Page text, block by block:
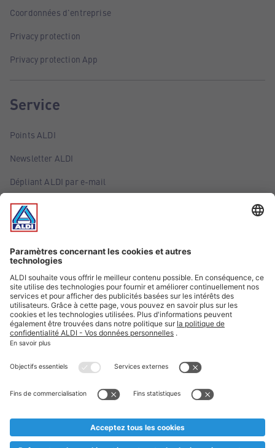
Coordonnées d'entreprise
Privacy protection
Privacy protection App
Service
Points ALDI
Newsletter ALDI
Dépliant ALDI par e-mail
Offres
Infos essentielles
Suivez ALDI Belgique
Textes marqués d'un astérisque et mentions légales
* Nous vendons ces articles temporairement et jusqu'à
au cas où, malgré le planning bien étudié, nous serions
prématurément en rupture de stock. Prix Recupel et TVA incl.
** Sur ce site, l’utilisation de la forme masculine a été adoptée